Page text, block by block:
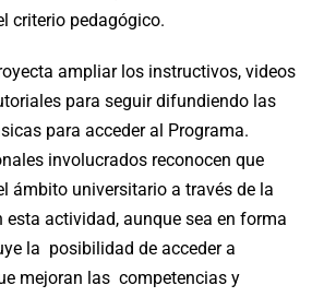
criterio pedagógico.
ampliar los instructivos, videos
para seguir difundiendo las
para acceder al Programa.
involucrados reconocen que
ámbito universitario a través de la
esta actividad, aunque sea en forma
la posibilidad de acceder a
mejoran las competencias y